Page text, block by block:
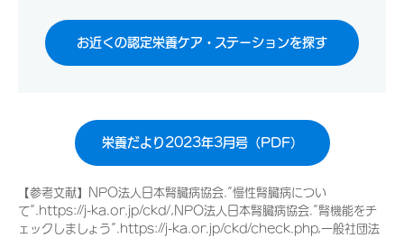
お近くの認定栄養ケア・ステーションを探す
栄養だより2023年3月号（PDF）
【参考文献】NPO法人日本腎臓病協会.”慢性腎臓病につい
て”.https://j-ka.or.jp/ckd/,NPO法人日本腎臓病協会.”腎機能をチ
ェックしましょう”.https://j-ka.or.jp/ckd/check.php,一般社団法